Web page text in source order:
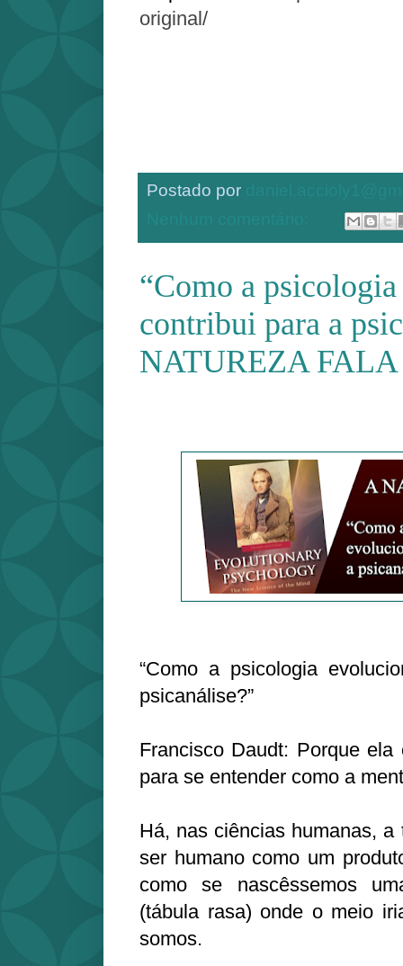
original/
Postado por
“Como a
contribui para a
NATUREZA FALA
“Como a psicologia
psicanálise?”
Francisco Daudt: Porque
para se entender como a
Há, nas ciências humanas,
ser humano como um
como se nascêssemos
(tábula rasa) onde o meio
somos.